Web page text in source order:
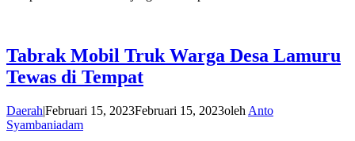
Tabrak Mobil Truk Warga Desa Lamuru
Tewas di Tempat
Daerah|Februari 15, 2023Februari 15, 2023oleh Anto
Syambaniadam